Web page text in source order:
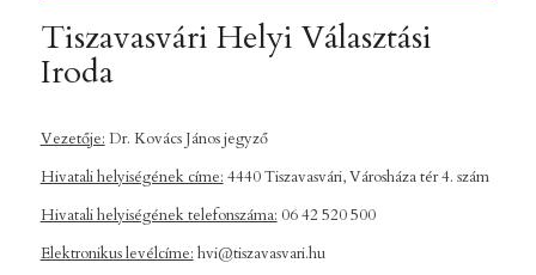
Tiszavasvári Helyi Választási
Iroda
Vezetője: Dr. Kovács János jegyző
Hivatali helyiségének címe: 4440 Tiszavasvári, Városháza tér 4. szám
Hivatali helyiségének telefonszáma: 06 42 520 500
Elektronikus levélcíme: hvi@tiszavasvari.hu